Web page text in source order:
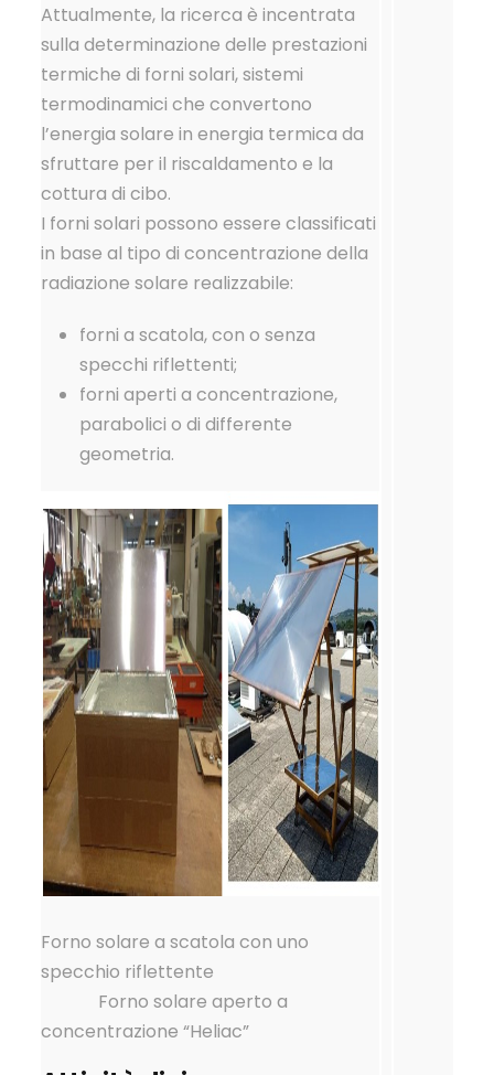
Attualmente, la ricerca è incentrata
sulla determinazione delle prestazioni
termiche di forni solari, sistemi
termodinamici che convertono
l’energia solare in energia termica da
sfruttare per il riscaldamento e la
cottura di cibo.
I forni solari possono essere classificati
in base al tipo di concentrazione della
radiazione solare realizzabile:
forni a scatola, con o senza
specchi riflettenti;
forni aperti a concentrazione,
parabolici o di differente
geometria.
Forno solare a scatola con uno
specchio riflettente
Forno solare aperto a
concentrazione “Heliac”